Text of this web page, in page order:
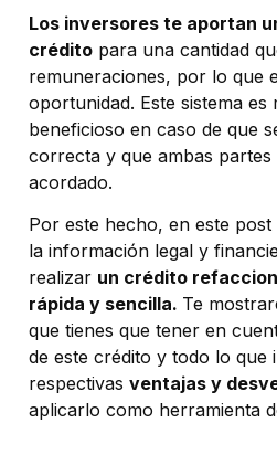
Los inversores te aportan
crédito para una cantidad
remuneraciones, por lo que
oportunidad. Este sistema
beneficioso en caso de que
correcta y que ambas
acordado.
Por este hecho, en este
la información legal y
realizar un crédito
rápida y sencilla. Te
que tienes que tener en
de este crédito y todo lo que
respectivas ventajas y
aplicarlo como herramienta